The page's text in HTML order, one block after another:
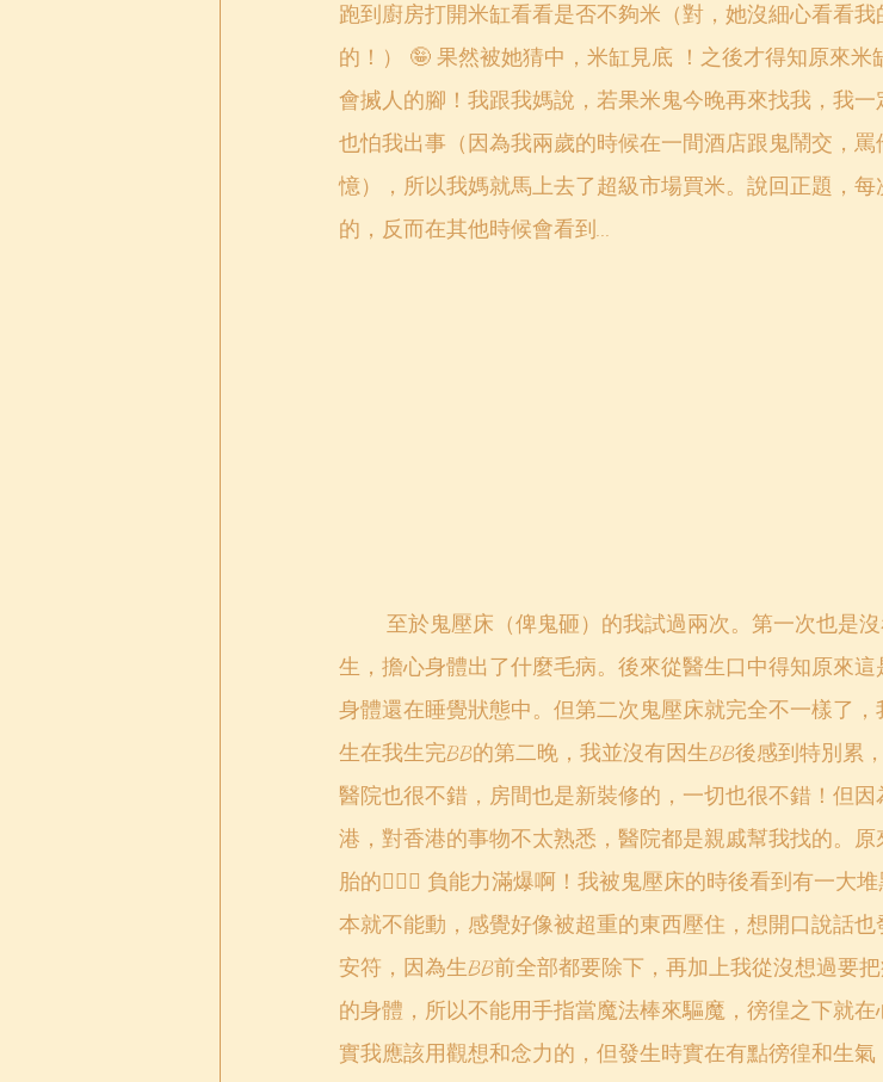
跑到廚房打開米缸看看是否不夠米（對，她沒細心看看
的！） 🤪 果然被她猜中，米缸見底 ！之後才得知原來
會搣人的腳！我跟我媽說，若果米鬼今晚再來找我，我
也怕我出事（因為我兩歲的時候在一間酒店跟鬼鬧交，
憶），所以我媽就馬上去了超級市場買米。說回正題，
的，反而在其他時候會看到...
生，擔心身體出了什麼毛病。後來從醫生口中得知原來
身體還在睡覺狀態中。但第二次鬼壓床就完全不一樣了
生在我生完BB的第二晚，我並沒有因生BB後感到特別累
醫院也很不錯，房間也是新裝修的，一切也很不錯！但
港，對香港的事物不太熟悉，醫院都是親戚幫我找的。
胎的🤦🏻‍♀️ 負能力滿爆啊！我被鬼壓床的時後看到有一大
本就不能動，感覺好像被超重的東西壓住，想開口說話
安符，因為生BB前全部都要除下，再加上我從沒想過要
的身體，所以不能用手指當魔法棒來驅魔，徬徨之下就
實我應該用觀想和念力的，但發生時實在有點徬徨和生氣